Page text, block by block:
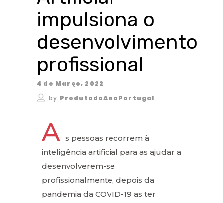
impulsiona o
desenvolvimento
profissional
4 de Março, 2022
by ProdutodoAnoPortugal
A s pessoas recorrem à
inteligência artificial para as ajudar a
desenvolverem-se
profissionalmente, depois da
pandemia da COVID-19 as ter